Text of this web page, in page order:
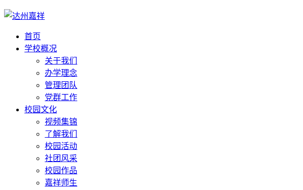
首页
学校概况
关于我们
办学理念
管理团队
党群工作
校园文化
视频集锦
了解我们
校园活动
社团风采
校园作品
嘉祥师生